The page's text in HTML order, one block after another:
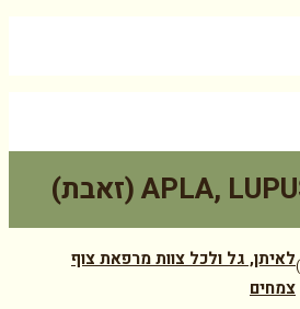
לאיתן, גל ולכל צוות מרפאת צוף
צמחים